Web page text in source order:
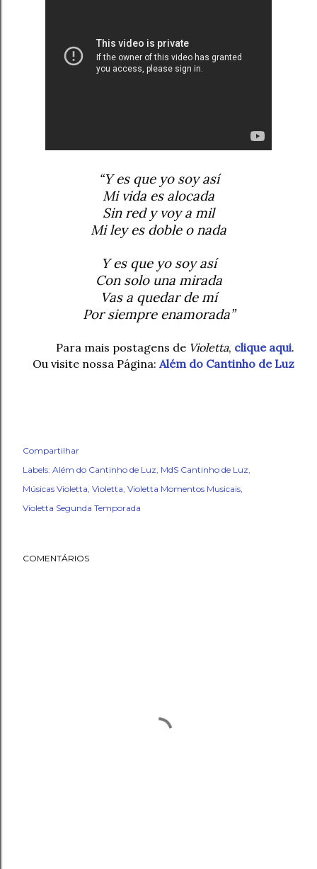
“Y es que yo soy así
Mi vida es alocada
Sin red y voy a mil
Mi ley es doble o nada
Y es que yo soy así
Con solo una mirada
Vas a quedar de mí
Por siempre enamorada”
Para mais postagens de Violetta, clique aqui.
Ou visite nossa Página: Além do Cantinho de Luz
Compartilhar
Labels: Além do Cantinho de Luz MdS Cantinho de Luz
Músicas Violetta Violetta Violetta Momentos Musicais
Violetta Segunda Temporada
COMENTÁRIOS